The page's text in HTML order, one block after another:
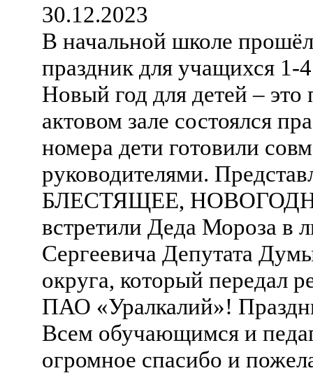
30.12.2023
В начальной школе
праздник для учащихся 1-
Новый год для детей – это
актовом зале состоялся
номера дети готовили
руководителями.
БЛЕСТЯЩЕЕ,
встретили Деда Мороза в
Сергеевича Депутата
округа, который передал
ПАО «Уралкалий»!
Всем обучающимся и
огромное спасибо и